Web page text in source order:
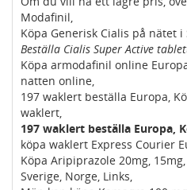
Modafinil,
Köpa Generisk Cialis på nätet
Beställa Cialis Super Active
Köpa armodafinil online
natten online,
197 waklert beställa Europa,
waklert,
197 waklert beställa Europa,
köpa waklert Express Courier
Köpa Aripiprazole 20mg,
Sverige, Norge, Links,